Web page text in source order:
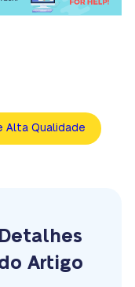
Alta Qualidade
Detalhes
Artigo